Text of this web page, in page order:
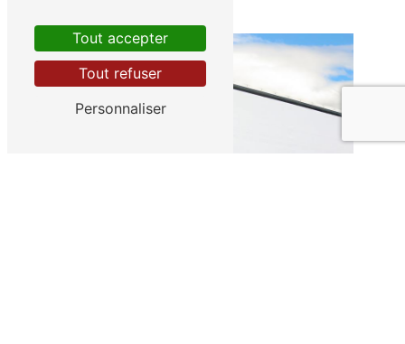
Tout accepter
Tout refuser
Personnaliser